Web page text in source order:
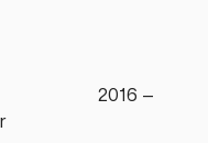
2016 —